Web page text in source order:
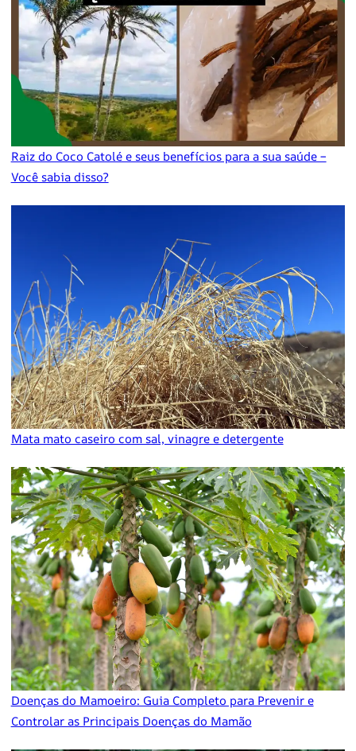
Raiz do Coco Catolé e seus benefícios para a sua saúde –
Você sabia disso?
Mata mato caseiro com sal, vinagre e detergente
Doenças do Mamoeiro: Guia Completo para Prevenir e
Controlar as Principais Doenças do Mamão